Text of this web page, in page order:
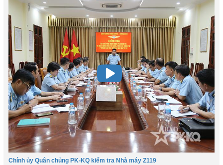
Chính ủy Quân chủng PK-KQ kiểm tra Nhà máy Z119